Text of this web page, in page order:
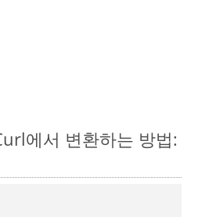
에서 변환하는 방법: